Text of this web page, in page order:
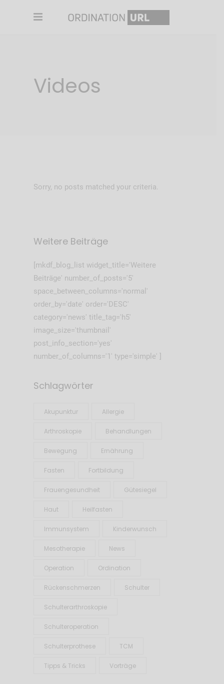
Videos
Sorry, no posts matched your criteria.
Weitere Beiträge
[mkdf_blog_list widget_title='Weitere
Beiträge' number_of_posts='5'
space_between_columns='normal'
order_by='date' order='DESC'
category='news' title_tag='h5'
image_size='thumbnail'
post_info_section='yes'
number_of_columns='1' type='simple' ]
Schlagwörter
Akupunktur Allergie
Arthroskopie Behandlungen
Bewegung Ernährung
Fasten Fortbildung
Frauengesundheit Gütesiegel
Haut Heilfasten
Immunsystem Kinderwunsch
Mesotherapie News
Operation Ordination
Rückenschmerzen Schulter
Schulterarthroskopie
Schulteroperation
Schulterprothese TCM
Tipps & Tricks Vorträge